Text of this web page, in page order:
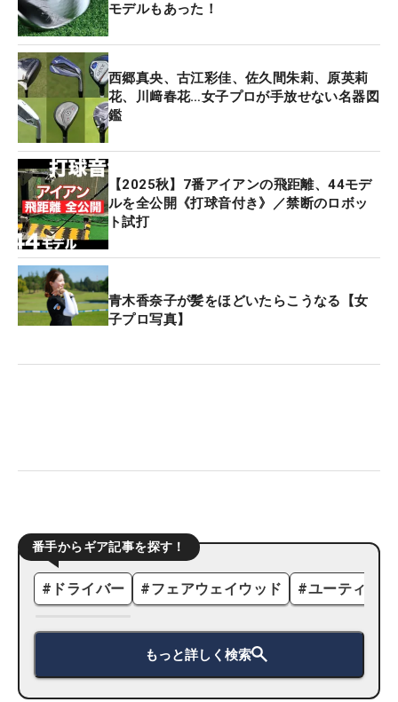
モデルもあった！
西郷真央、古江彩佳、佐久間朱莉、原英莉
花、川﨑春花…女子プロが手放せない名器図
鑑
【2025秋】7番アイアンの飛距離、44モデ
ルを全公開《打球音付き》／禁断のロボッ
ト試打
青木香奈子が髪をほどいたらこうなる【女
子プロ写真】
番手からギア記事を探す！
# ドライバー #フェアウェイウッド #ユーティリ
もっと詳しく検索